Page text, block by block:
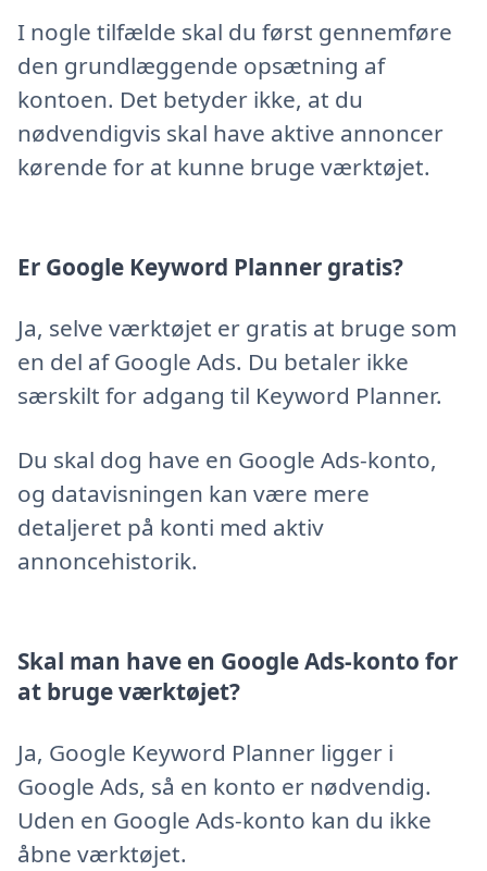
I nogle tilfælde skal du først gennemføre
den grundlæggende opsætning af
kontoen. Det betyder ikke, at du
nødvendigvis skal have aktive annoncer
kørende for at kunne bruge værktøjet.
Er Google Keyword Planner gratis?
Ja, selve værktøjet er gratis at bruge som
en del af Google Ads. Du betaler ikke
særskilt for adgang til Keyword Planner.
Du skal dog have en Google Ads-konto,
og datavisningen kan være mere
detaljeret på konti med aktiv
annoncehistorik.
Skal man have en Google Ads-konto for
at bruge værktøjet?
Ja, Google Keyword Planner ligger i
Google Ads, så en konto er nødvendig.
Uden en Google Ads-konto kan du ikke
åbne værktøjet.